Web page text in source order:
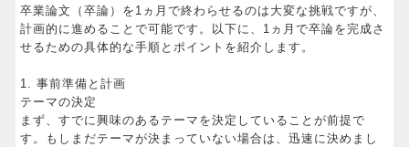
卒業論文（卒論）を1ヵ月で終わらせるのは大変な挑戦ですが、
計画的に進めることで可能です。以下に、1ヵ月で卒論を完成さ
せるための具体的な手順とポイントを紹介します。
1. 事前準備と計画
テーマの決定
まず、すでに興味のあるテーマを決定していることが前提で
す。もしまだテーマが決まっていない場合は、迅速に決めまし